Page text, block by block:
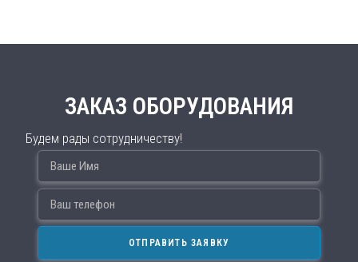
ЗАКАЗ ОБОРУДОВАНИЯ
Будем рады сотрудничеству!